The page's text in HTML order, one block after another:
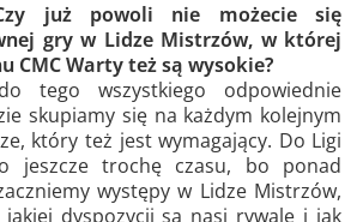
Czy już powoli nie możecie się
gry w Lidze Mistrzów, w której
CMC Warty też są wysokie?
tego wszystkiego odpowiednie
skupiamy się na każdym kolejnym
który też jest wymagający. Do Ligi
jeszcze trochę czasu, bo ponad
występy w Lidze Mistrzów,
dyspozycji są nasi rywale i jak